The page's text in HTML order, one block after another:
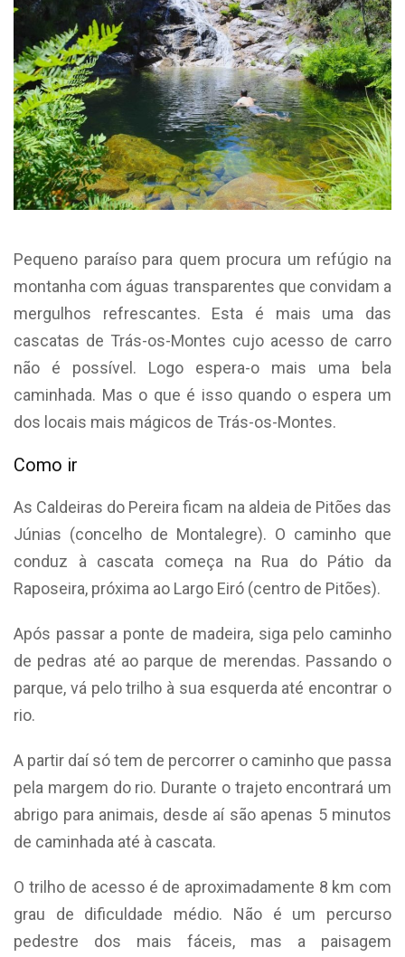
Pequeno paraíso para quem procura um refúgio na
montanha com águas transparentes que convidam a
mergulhos refrescantes. Esta é mais uma das
cascatas de Trás-os-Montes cujo acesso de carro
não é possível. Logo espera-o mais uma bela
caminhada. Mas o que é isso quando o espera um
dos locais mais mágicos de Trás-os-Montes.
Como ir
As Caldeiras do Pereira ficam na aldeia de Pitões das
Júnias (concelho de Montalegre). O caminho que
conduz à cascata começa na Rua do Pátio da
Raposeira, próxima ao Largo Eiró (centro de Pitões).
Após passar a ponte de madeira, siga pelo caminho
de pedras até ao parque de merendas. Passando o
parque, vá pelo trilho à sua esquerda até encontrar o
rio.
A partir daí só tem de percorrer o caminho que passa
pela margem do rio. Durante o trajeto encontrará um
abrigo para animais, desde aí são apenas 5 minutos
de caminhada até à cascata.
O trilho de acesso é de aproximadamente 8 km com
grau de dificuldade médio. Não é um percurso
pedestre dos mais fáceis, mas a paisagem